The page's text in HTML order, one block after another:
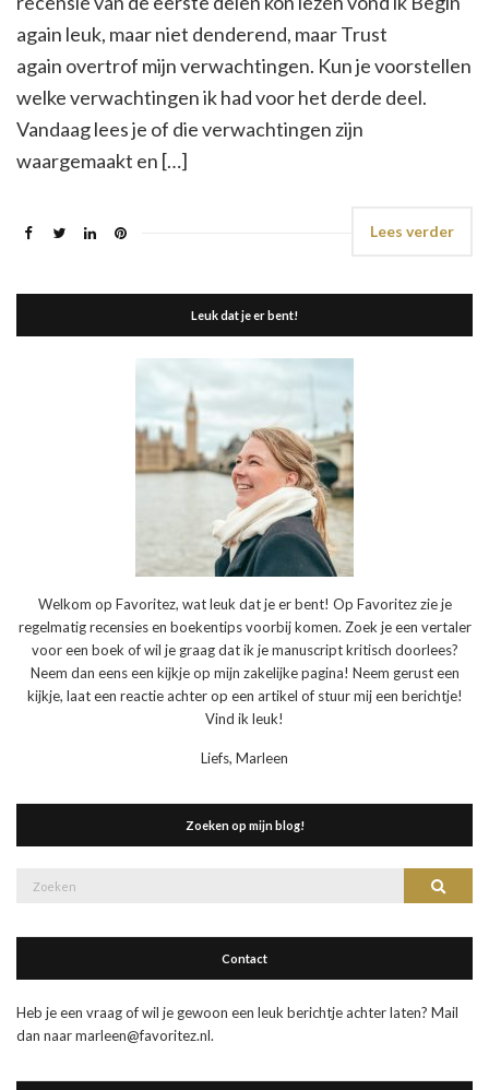
again leuk, maar niet denderend, maar Trust
again overtrof mijn verwachtingen. Kun je voorstellen
welke verwachtingen ik had voor het derde deel.
Vandaag lees je of die verwachtingen zijn
waargemaakt en […]
Lees verder
Leuk dat je er bent!
Welkom op Favoritez, wat leuk dat je er bent! Op Favoritez zie je
regelmatig recensies en boekentips voorbij komen. Zoek je een vertaler
voor een boek of wil je graag dat ik je manuscript kritisch doorlees?
Neem dan eens een kijkje op mijn zakelijke pagina! Neem gerust een
kijkje, laat een reactie achter op een artikel of stuur mij een berichtje!
Vind ik leuk!
Liefs, Marleen
Zoeken op mijn blog!
Zoek
Contact
Heb je een vraag of wil je gewoon een leuk berichtje achter laten? Mail
dan naar marleen@favoritez.nl.